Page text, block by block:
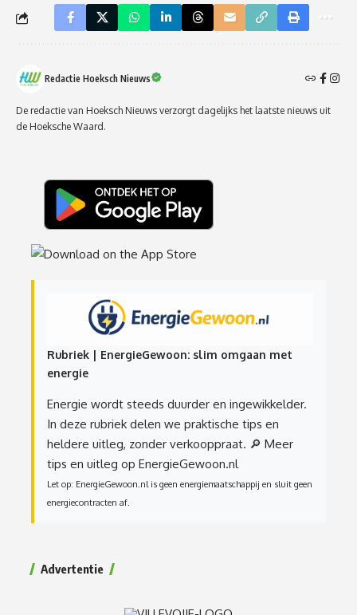
Redactie Hoeksch Nieuws
De redactie van Hoeksch Nieuws verzorgt dagelijks het laatste nieuws uit
de Hoeksche Waard.
Rubriek | EnergieGewoon: slim omgaan met
energie
Energie wordt steeds duurder en ingewikkelder.
In deze rubriek delen we praktische tips en
heldere uitleg, zonder verkooppraat. 🔎 Meer
tips en uitleg op EnergieGewoon.nl
Let op: EnergieGewoon.nl is geen energiemaatschappij en sluit geen
energiecontracten af.
Advertentie